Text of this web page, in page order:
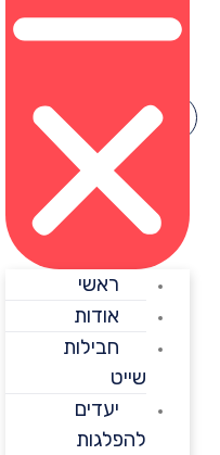
ראשי
אודות
חבילות
יעדים
להפלגות